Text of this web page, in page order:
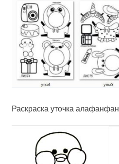
Раскраска уточка алафанфан